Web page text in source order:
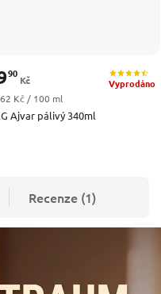
Ajvar pálivý 340ml
Vyprodáno
90
Kč
cena:
Kč / 100 ml
Recenze (1)